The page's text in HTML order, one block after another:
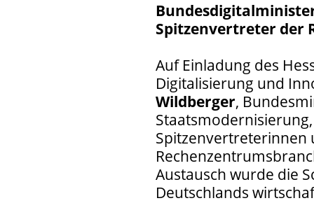
Spitzenvertreter der
Auf Einladung des
Digitalisierung und
Wildberger,
Austausch wurde die
Deutschlands